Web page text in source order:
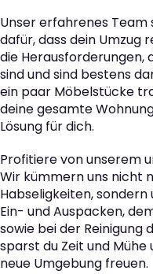
Unser erfahrenes
dafür, dass dein Umzug
die Herausforderungen,
sind und sind bestens
ein paar Möbelstücke
deine gesamte
Lösung für dich.
Profitiere von unserem
Wir kümmern uns nicht
Habseligkeiten,
Ein- und Auspacken,
sowie bei der Reinigung
sparst du Zeit und
neue Umgebung freuen.